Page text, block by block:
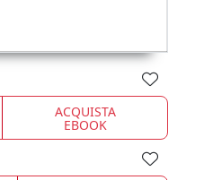
ACQUISTA
EBOOK